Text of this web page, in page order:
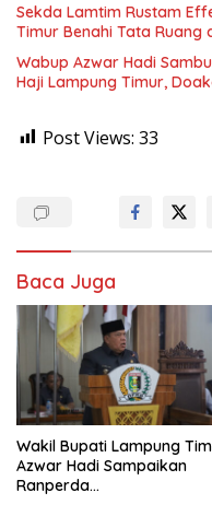
Sekda Lamtim Rustam
Timur Benahi Tata Ruang
Wabup Azwar Hadi
Haji Lampung Timur,
Post Views: 33
Baca Juga
Wakil Bupati Lampung
Azwar Hadi Sampaikan
Ranperda